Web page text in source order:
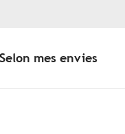
Selon mes envies